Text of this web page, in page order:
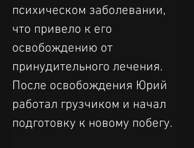
психическом заболевании,
что привело к его
освобождению от
принудительного лечения.
После освобождения Юрий
работал грузчиком и начал
подготовку к новому побегу.